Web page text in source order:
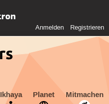
Anmelden Registrieren
Ikhaya Planet Mitmachen